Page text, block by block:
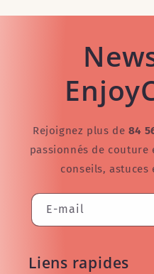
Rejoignez plus de 84
passionnés de couture
conseils, astuces
E-mail
Liens rapides